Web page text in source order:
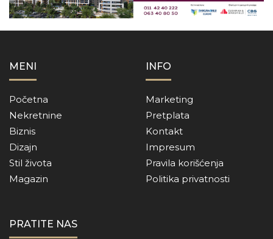
MENI
Početna
Nekretnine
Biznis
Dizajn
Stil života
Magazin
INFO
Marketing
Pretplata
Kontakt
Impresum
Pravila korišćenja
Politika privatnosti
PRATITE NAS